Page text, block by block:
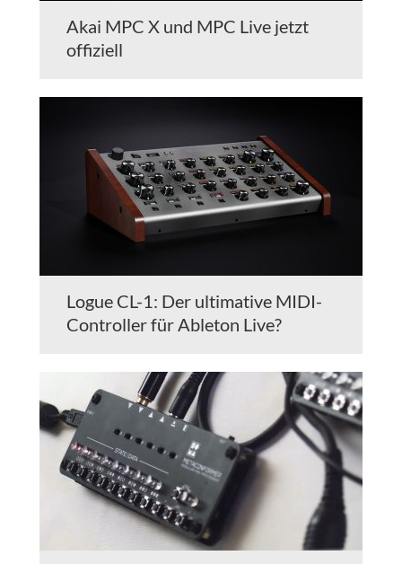
Akai MPC X und MPC Live jetzt
offiziell
Logue CL-1: Der ultimative MIDI-
Controller für Ableton Live?